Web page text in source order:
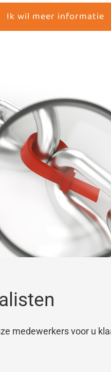
Ik wil meer informatie
medewerkers voor u